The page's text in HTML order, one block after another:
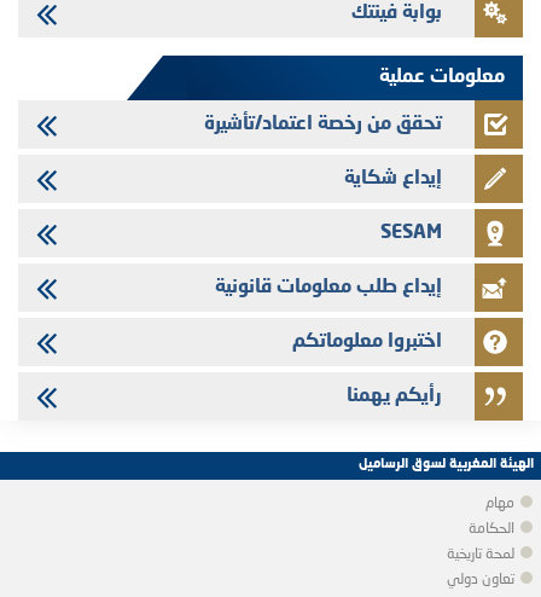
Saham Leasing - التحيين السنوي لملف المعلومات المتعلق ببرنامج إصدار
بوابة فينتك
معلومات عملية
تحقق من رخصة اعتماد/تأشيرة
إيداع شكاية
SESAM
إيداع طلب معلومات قانونية
اختبروا معلوماتكم
رأيكم يهمنا
الهيئة المغربية لسوق الرساميل
مهام
الحكامة
لمحة تاريخية
تعاون دولي